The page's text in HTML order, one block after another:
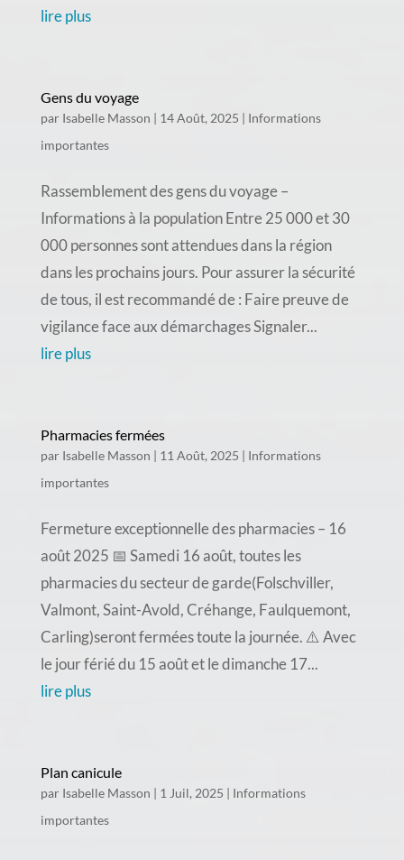
lire plus
Gens du voyage
par Isabelle Masson | 14 Août, 2025 | Informations
importantes
Rassemblement des gens du voyage –
Informations à la population Entre 25 000 et 30
000 personnes sont attendues dans la région
dans les prochains jours. Pour assurer la sécurité
de tous, il est recommandé de : Faire preuve de
vigilance face aux démarchages Signaler...
lire plus
Pharmacies fermées
par Isabelle Masson | 11 Août, 2025 | Informations
importantes
Fermeture exceptionnelle des pharmacies – 16
août 2025 📅 Samedi 16 août, toutes les
pharmacies du secteur de garde(Folschviller,
Valmont, Saint-Avold, Créhange, Faulquemont,
Carling)seront fermées toute la journée. ⚠️ Avec
le jour férié du 15 août et le dimanche 17...
lire plus
Plan canicule
par Isabelle Masson | 1 Juil, 2025 | Informations
importantes